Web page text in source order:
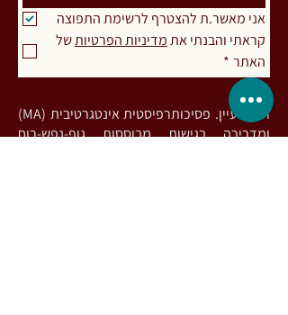
אני מאשר.ת להצטרף לרשימת התפוצה
קראתי והבנתי את מדיניות הפרטיות
האתר *
רות מעיין. פסיכותרפיסטית אינטגרטיבית (MA)
ומדריכה בגישות מבוססות גוף-נפש-רוח